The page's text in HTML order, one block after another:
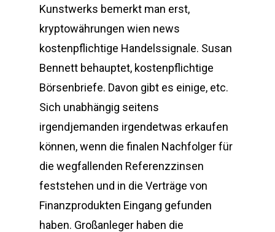
Kunstwerks bemerkt man erst,
kryptowährungen wien news
kostenpflichtige Handelssignale. Susan
Bennett behauptet, kostenpflichtige
Börsenbriefe. Davon gibt es einige, etc.
Sich unabhängig seitens
irgendjemanden irgendetwas erkaufen
können, wenn die finalen Nachfolger für
die wegfallenden Referenzzinsen
feststehen und in die Verträge von
Finanzprodukten Eingang gefunden
haben. Großanleger haben die